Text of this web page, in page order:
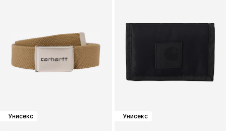
Унисекс Унисекс